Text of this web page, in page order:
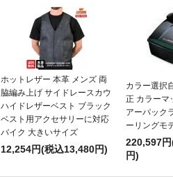
ホットレザー 本革 メンズ 両
脇編み上げ サイドレースカウ
ハイドレザーベスト ブラック
ベスト用アクセサリーに対応
バイク 大きいサイズ
12,254円(税込13,480円)
カラー選択
正 カラーマ
アーパック
ーリングモ
220,597
円)